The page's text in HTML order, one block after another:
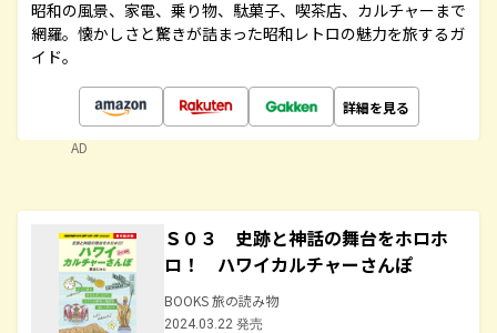
昭和の風景、家電、乗り物、駄菓子、喫茶店、カルチャーまで
網羅。懐かしさと驚きが詰まった昭和レトロの魅力を旅するガ
イド。
詳細を見る
AD
Ｓ０３ 史跡と神話の舞台をホロホ
ロ！ ハワイカルチャーさんぽ
BOOKS 旅の読み物
2024.03.22 発売